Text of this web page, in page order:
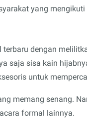
yang mengikuti
dengan
saja sisa kain
untuk
memang senang.
formal lainnya.